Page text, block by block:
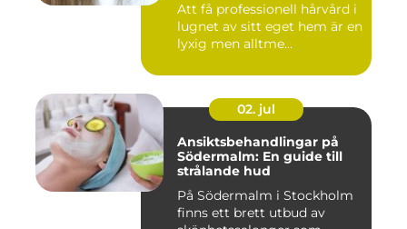
Att få professionell hårvård i
lugnet av sitt eget hem är en
lyxig men alltme...
02. jul
Ansiktsbehandlingar på
Södermalm: En guide till
strålande hud
På Södermalm i Stockholm
finns ett brett utbud av